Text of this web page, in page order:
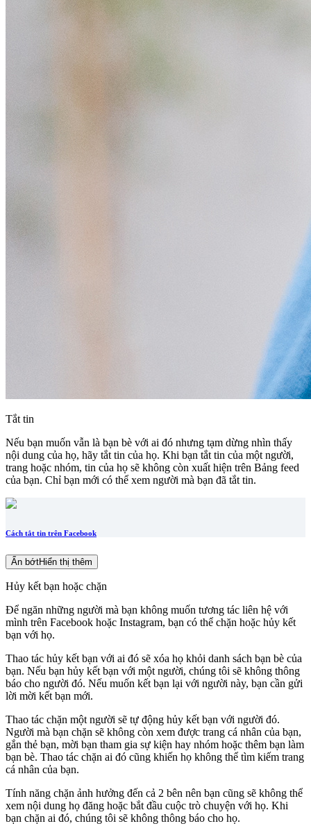
Tắt tin
Nếu bạn muốn vẫn là bạn bè với ai đó nhưng tạm dừng nhìn thấy
nội dung của họ, hãy tắt tin của họ. Khi bạn tắt tin của một người,
trang hoặc nhóm, tin của họ sẽ không còn xuất hiện trên Bảng feed
của bạn. Chỉ bạn mới có thể xem người mà bạn đã tắt tin.
Cách tắt tin trên Facebook
Ẩn bớtHiển thị thêm
Hủy kết bạn hoặc chặn
Để ngăn những người mà bạn không muốn tương tác liên hệ với
mình trên Facebook hoặc Instagram, bạn có thể chặn hoặc hủy kết
bạn với họ.
Thao tác hủy kết bạn với ai đó sẽ xóa họ khỏi danh sách bạn bè của
bạn. Nếu bạn hủy kết bạn với một người, chúng tôi sẽ không thông
báo cho người đó. Nếu muốn kết bạn lại với người này, bạn cần gửi
lời mời kết bạn mới.
Thao tác chặn một người sẽ tự động hủy kết bạn với người đó.
Người mà bạn chặn sẽ không còn xem được trang cá nhân của bạn,
gắn thẻ bạn, mời bạn tham gia sự kiện hay nhóm hoặc thêm bạn làm
bạn bè. Thao tác chặn ai đó cũng khiến họ không thể tìm kiếm trang
cá nhân của bạn.
Tính năng chặn ảnh hưởng đến cả 2 bên nên bạn cũng sẽ không thể
xem nội dung họ đăng hoặc bắt đầu cuộc trò chuyện với họ. Khi
bạn chặn ai đó, chúng tôi sẽ không thông báo cho họ.